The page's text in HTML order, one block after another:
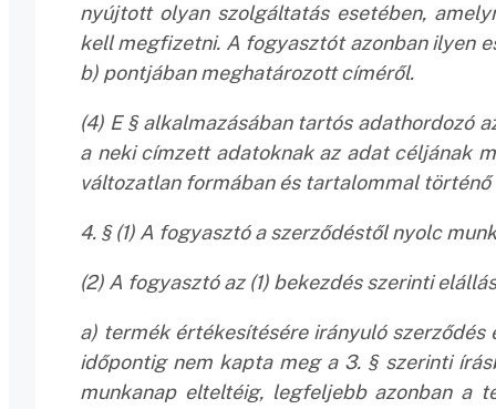
nyújtott olyan szolgáltatás esetében,
kell megfizetni. A fogyasztót azonban ilyen
b) pontjában meghatározott címéről.
(4) E § alkalmazásában tartós adathordozó
a neki címzett adatoknak az adat céljának
változatlan formában és tartalommal
4. § (1) A fogyasztó a szerződéstől nyolc
(2) A fogyasztó az (1) bekezdés szerinti
a) termék értékesítésére irányuló
időpontig nem kapta meg a 3. § szerinti
munkanap elteltéig, legfeljebb azonban a